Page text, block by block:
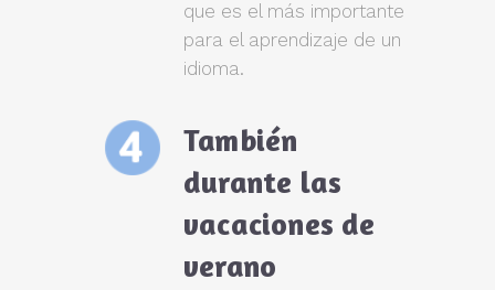
que es el más importante
para el aprendizaje de un
idioma.
También
durante las
vacaciones de
verano